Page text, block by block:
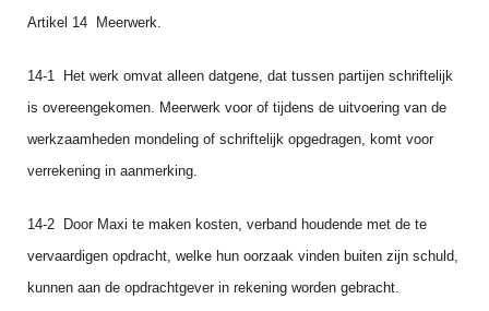
Artikel 14 Meerwerk.
14‑1 Het werk omvat alleen datgene, dat tussen partijen schriftelijk
is overeengekomen. Meerwerk voor of tijdens de uitvoering van de
werkzaamheden mondeling of schriftelijk opgedragen, komt voor
verrekening in aanmerking.
14‑2 Door Maxi te maken kosten, verband houdende met de te
vervaardigen opdracht, welke hun oorzaak vinden buiten zijn schuld,
kunnen aan de opdrachtgever in rekening worden gebracht.